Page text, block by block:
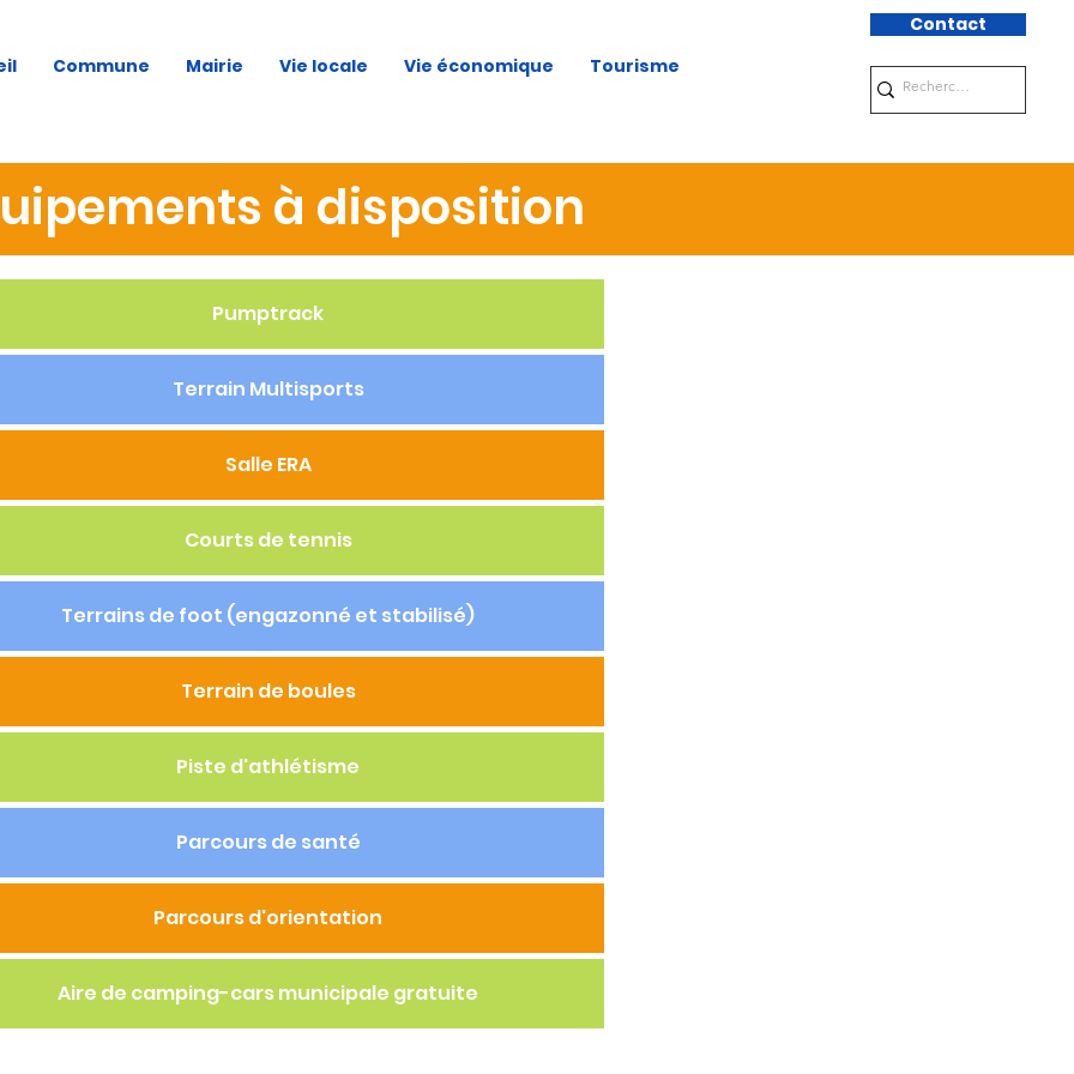
Commune Mairie Vie locale Vie économique Tourisme
Contact
à disposition
Pumptrack
Terrain Multisports
Salle ERA
Courts de tennis
Terrains de foot (engazonné et stabilisé)
Terrain de boules
Piste d'athlétisme
Parcours de santé
Parcours d'orientation
Aire de camping-cars municipale gratuite